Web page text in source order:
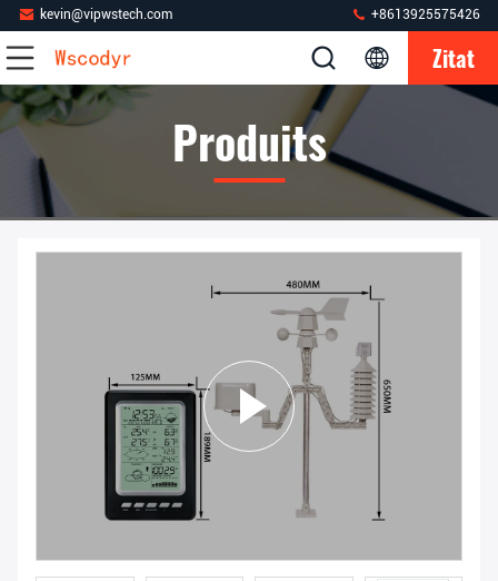
kevin@vipwstech.com +8613925575426
Zitat
Produits